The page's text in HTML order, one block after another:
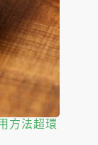
方法超環